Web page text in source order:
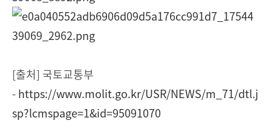
[출처] 국토교통부
-https://www.molit.go.kr/USR/NEWS/m_71/dtl.j
sp?lcmspage=1&id=95091070